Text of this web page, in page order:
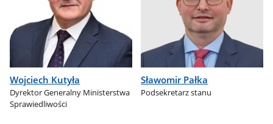
Wojciech Kutyła
Dyrektor Generalny Ministerstwa
Sprawiedliwości
Sławomir Pałka
Podsekretarz stanu